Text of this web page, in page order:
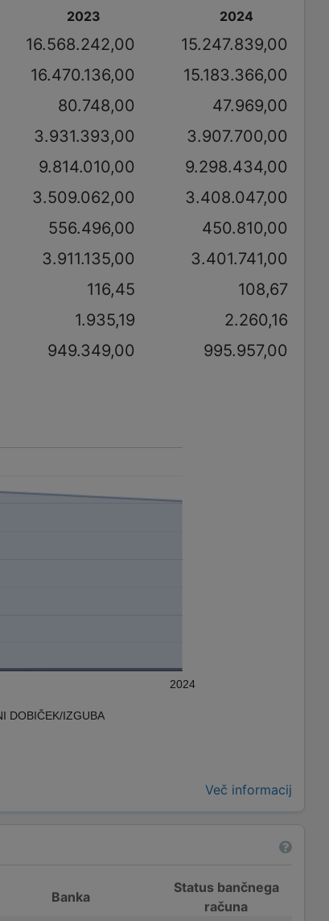
2023 2024
16.568.242,00
15.247.839,00
16.470.136,00
15.183.366,00
80.748,00
47.969,00
3.931.393,00
3.907.700,00
9.814.010,00
9.298.434,00
3.509.062,00
3.408.047,00
556.496,00
450.810,00
3.911.135,00
3.401.741,00
116,45
108,67
1.935,19
2.260,16
949.349,00 995.957,00
DOBIČEK/IZGUBA
2024
Več informacij
Banka
Status bančnega
računa